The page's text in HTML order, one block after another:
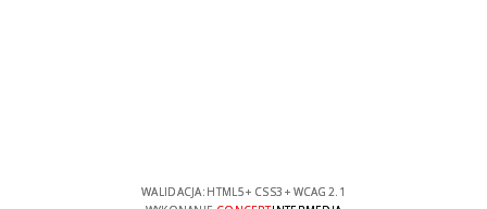
WALIDACJA: HTML5+ CSS3 + WCAG 2.1